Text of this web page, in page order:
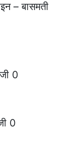
– बासमती
0
0